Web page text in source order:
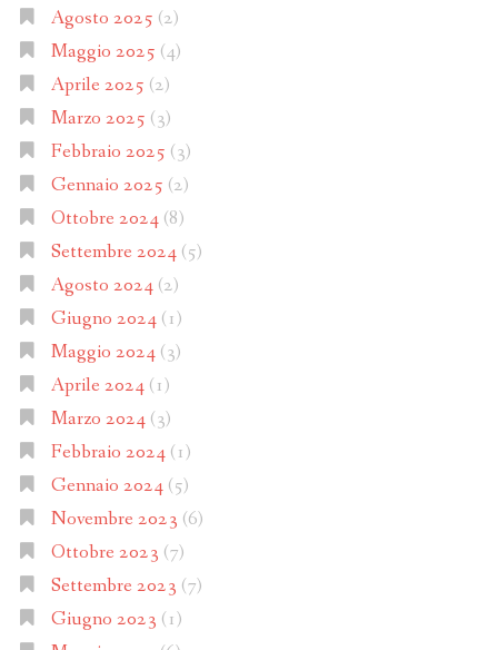
Agosto 2025 (2)
Maggio 2025 (4)
Aprile 2025 (2)
Marzo 2025 (3)
Febbraio 2025 (3)
Gennaio 2025 (2)
Ottobre 2024(8)
Settembre 2024(5)
Agosto 2024(2)
Giugno 2024(1)
Maggio 2024(3)
Aprile 2024(1)
Marzo 2024(3)
Febbraio 2024(1)
Gennaio 2024(5)
Novembre 2023 (6)
Ottobre 2023 (7)
Settembre 2023 (7)
Giugno 2023 (1)